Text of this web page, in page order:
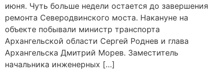
июня. Чуть больше недели остается до завершения
ремонта Северодвинского моста. Накануне на
объекте побывали министр транспорта
Архангельской области Сергей Роднев и глава
Архангельска Дмитрий Морев. Заместитель
начальника инженерных […]